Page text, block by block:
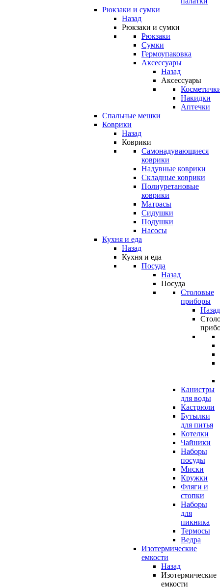
Рюкзаки и сумки
Назад
Рюкзаки и сумки
Рюкзаки
Сумки
Гермоупаковка
Аксессуары
Назад
Аксессуары
Накидки
Аптечки
Спальные мешки
Коврики
Назад
Коврики
Самонадувающиеся
коврики
Надувные коврики
Складные коврики
Полиуретановые
коврики
Матрасы
Сидушки
Подушки
Насосы
Кухня и еда
Назад
Кухня и еда
Посуда
Назад
Посуда
Столовые
приборы
Назад
Канистры
для воды
Кастрюли
Бутылки
для питья
Котелки
Чайники
Наборы
посуды
Миски
Кружки
Фляги и
стопки
Наборы
для
пикника
Термосы
Ведра
Изотермические
емкости
Назад
Изотермические
емкости